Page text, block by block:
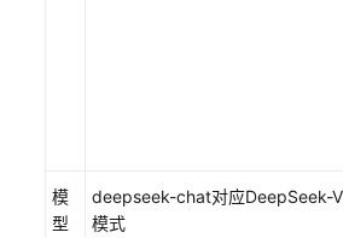
模
型
deepseek-chat对应DeepSeek-
模式